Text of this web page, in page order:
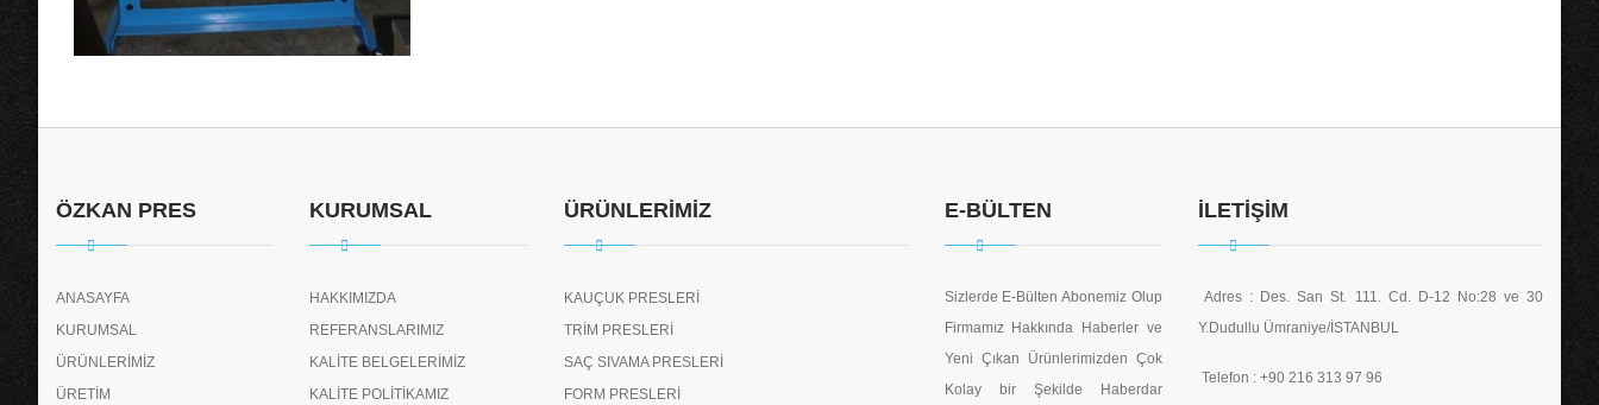
ÖZKAN PRES
ANASAYFA
KURUMSAL
ÜRÜNLERİMİZ
ÜRETİM
KURUMSAL
HAKKIMIZDA
REFERANSLARIMIZ
KALİTE BELGELERİMİZ
KALİTE POLİTİKAMIZ
ÜRÜNLERİMİZ
KAUÇUK PRESLERİ
TRİM PRESLERİ
SAÇ SIVAMA PRESLERİ
FORM PRESLERİ
E-BÜLTEN
Sizlerde E-Bülten Abonemiz Olup
Firmamız Hakkında Haberler ve
Yeni Çıkan Ürünlerimizden Çok
Kolay bir Şekilde Haberdar
İLETİŞİM
Adres : Des. San St. 111. Cd. D-12 No:28 ve 30
Y.Dudullu Ümraniye/İSTANBUL
Telefon : +90 216 313 97 96